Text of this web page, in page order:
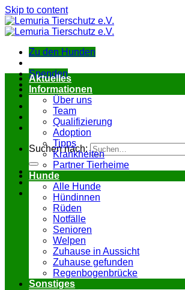
Skip to content
Zu den Hunden
Spenden
Suchen nach:
Aktuelles
Informationen
Über uns
Team
Qualifizierung
Adoption
Tipps
Krankheiten
Partner Tierheime
Hunde
Alle Hunde
Hündinnen
Rüden
Notfälle
Senioren
Welpen
Zuhause in Aussicht
Zuhause gefunden
Regenbogenbrücke
Sonstiges